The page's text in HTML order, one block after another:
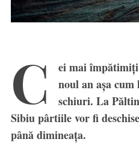
C
ei mai
noul an așa
schiuri. La
Sibiu pârtiile vor fi
până dimineața.